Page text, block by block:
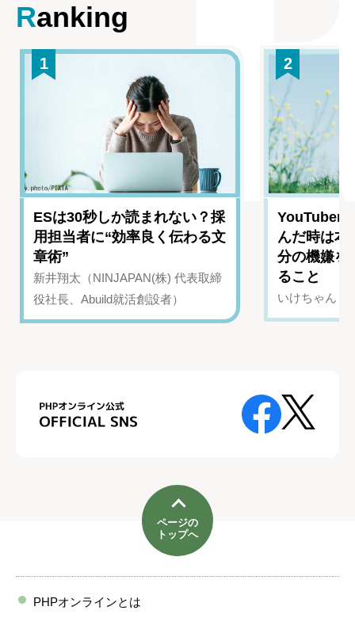
Ranking
1
ESは30秒しか読まれない？採
用担当者に“効率良く伝わる文
章術”
新井翔太（NINJAPAN(株) 代表取締
役社長、Abuild就活創設者）
2
YouTuber
んだ時は
分の機嫌を
ること
いけちゃん（
ページの
トップへ
PHPオンラインとは